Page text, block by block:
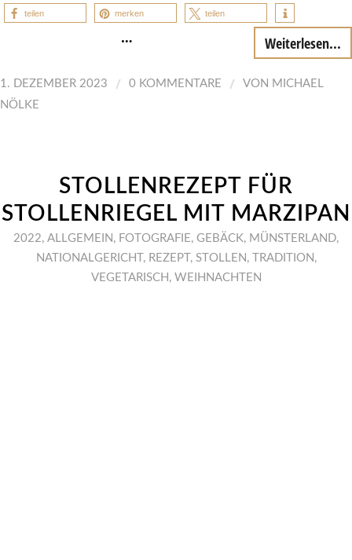
teilen merken teilen
… Weiterlesen...
1. DEZEMBER 2023 / 0 KOMMENTARE / VON MICHAEL
NÖLKE
STOLLENREZEPT FÜR
STOLLENRIEGEL MIT MARZIPAN
2022, ALLGEMEIN , FOTOGRAFIE , GEBÄCK, MÜNSTERLAND,
NATIONALGERICHT , REZEPT , STOLLEN , TRADITION ,
VEGETARISCH , WEIHNACHTEN